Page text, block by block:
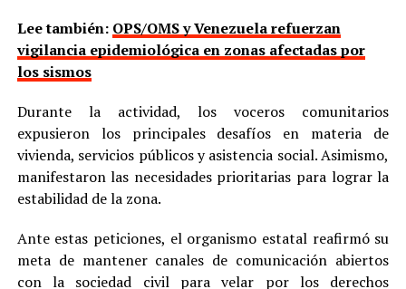
Lee también: OPS/OMS y Venezuela refuerzan
vigilancia epidemiológica en zonas afectadas por
los sismos
Durante la actividad, los voceros comunitarios
expusieron los principales desafíos en materia de
vivienda, servicios públicos y asistencia social. Asimismo,
manifestaron las necesidades prioritarias para lograr la
estabilidad de la zona.
Ante estas peticiones, el organismo estatal reafirmó su
meta de mantener canales de comunicación abiertos
con la sociedad civil para velar por los derechos